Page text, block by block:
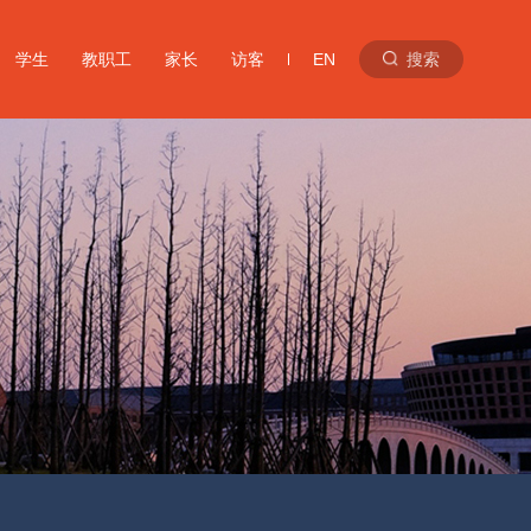
学生 教职工 家长 访客 EN 搜索